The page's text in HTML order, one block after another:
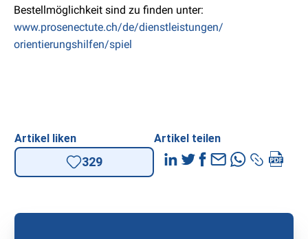
Bestellmöglichkeit sind zu finden unter:
www.prosenectute.ch/de/dienstleistungen/
orientierungshilfen/spiel
Artikel liken
329
Artikel teilen